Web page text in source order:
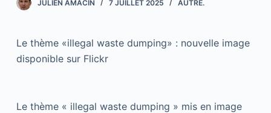
n
JULIEN AMACIN 7 JUILLET 2025 AUTRE.
Le thème «illegal waste dumping» : nouvelle image
disponible sur Flickr
Le thème « illegal waste dumping » mis en image